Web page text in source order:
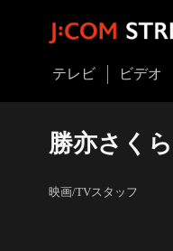
テレビ ビデオ
勝亦さくら
映画/TVスタッフ